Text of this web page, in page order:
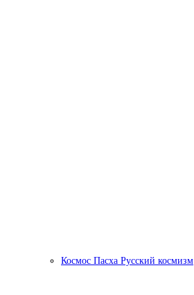
Космос Пасха Русский космизм